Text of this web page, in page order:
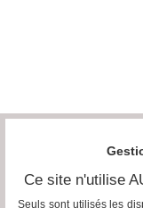
Gazette
Médias
Ce site n'utilise
Seuls sont utilisés les